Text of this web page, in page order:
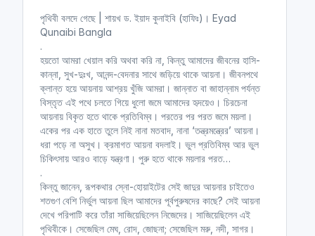
l
s
c
e
পৃথিবী বলদে গেছে | শায়খ ড. ইয়াদ কুনাইবি (হাফিঃ)। Eyad
Qunaibi Bangla
.
হয়তো আমরা খেয়াল করি অথবা করি না, কিন্তু আমাদের জীবনের হাসি-
কান্না, সুখ-দুঃখ, আনন্দ-বেদনার সাথে জড়িয়ে থাকে আয়না। জীবনপথে
ক্লান্ত হয়ে আয়নায় আশ্রয় খুঁজি আমরা। জান্নাত বা জাহান্নাম পর্যন্ত
বিস্তৃত এই পথে চলতে গিয়ে ধুলো জমে আমাদের হৃদয়েও। চিরচেনা
আয়নায় বিকৃত হতে থাকে প্রতিবিম্ব। পরতের পর পরত জমে ময়লা।
একের পর এক হাতে তুলে নিই নানা মতবাদ, নানা ‘তন্ত্রমন্ত্রের’ আয়না।
ধরা পড়ে না অসুখ। ক্রমাগত আয়না বদলাই। ভুল প্রতিবিম্ব আর ভুল
চিকিৎসায় আরও বাড়ে যন্ত্রণা। পুরু হতে থাকে ময়লার পরত…
.
কিন্তু জানেন, রূপকথার স্নো-হোয়াইটের সেই জাদুর আয়নার চাইতেও
শতগুণ বেশি নির্ভুল আয়না ছিল আমাদের পূর্বপুরুষদের কাছে? সেই আয়না
দেখে পরিপাটি করে তাঁরা সাজিয়েছিলেন নিজেদের। সাজিয়েছিলেন এই
পৃথিবীকে। সেজেছিল মেঘ, রোদ, জোছনা; সেজেছিল মরু, নদী, সাগর।